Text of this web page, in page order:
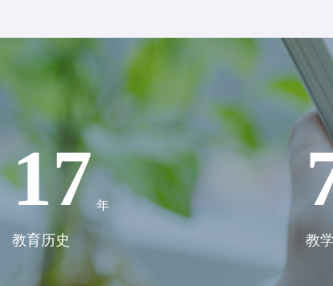
17 年
教育历史 教